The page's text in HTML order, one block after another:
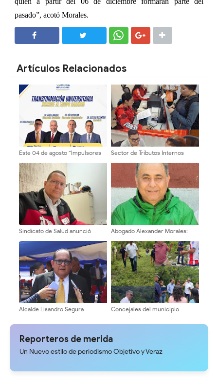
pasado”, acotó Morales.
Artículos Relacionados
Este 04 de agosto “Impulsores
Universitaria” formalizará
inscripción del equipo rectoral
Sector de Tributos Internos
presencial y promueve la
cultura tributaria en la entidad
Sindicato de Salud anunció
único de 46.000 bolívares
Abogado Alexander Morales:
Urgente superar el modelo
Centralizado del Estado
Comunal"
Alcalde Lisandro Segura
la ciudad solo con acto solemne
Concejales del municipio
en la Cuesta del Chama!
Reporteros de merida
Un Nuevo estilo de periodismo Objetivo y Veraz